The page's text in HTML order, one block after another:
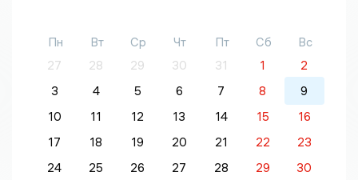
Пн Вт Ср Чт Пт Сб
Вс
27
28 29 30 31 1
2
3
4 5 6 7 8
9
10
11 12 13 14 15
16
17
18 19 20 21 22
23
24
25 26 27 28 29
30